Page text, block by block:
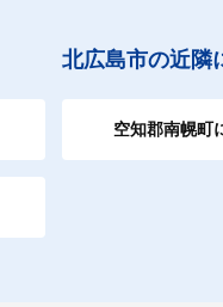
北広島市の近隣
空知郡南幌町